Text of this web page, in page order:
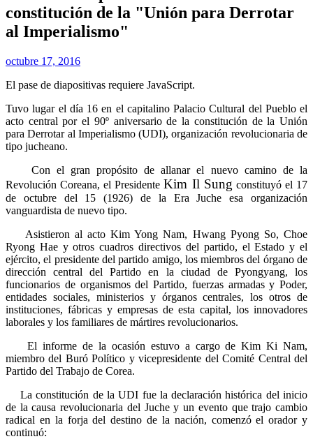
constitución de la "Unión para Derrotar
al Imperialismo"
octubre 17, 2016
El pase de diapositivas requiere JavaScript.
Tuvo lugar el día 16 en el capitalino Palacio Cultural del Pueblo el
acto central por el 90º aniversario de la constitución de la Unión
para Derrotar al Imperialismo (UDI), organización revolucionaria de
tipo jucheano.
Con el gran propósito de allanar el nuevo camino de la
Revolución Coreana, el Presidente Kim Il Sung constituyó el 17
de octubre del 15 (1926) de la Era Juche esa organización
vanguardista de nuevo tipo.
Asistieron al acto Kim Yong Nam, Hwang Pyong So, Choe
Ryong Hae y otros cuadros directivos del partido, el Estado y el
ejército, el presidente del partido amigo, los miembros del órgano de
dirección central del Partido en la ciudad de Pyongyang, los
funcionarios de organismos del Partido, fuerzas armadas y Poder,
entidades sociales, ministerios y órganos centrales, los otros de
instituciones, fábricas y empresas de esta capital, los innovadores
laborales y los familiares de mártires revolucionarios.
El informe de la ocasión estuvo a cargo de Kim Ki Nam,
miembro del Buró Político y vicepresidente del Comité Central del
Partido del Trabajo de Corea.
La constitución de la UDI fue la declaración histórica del inicio
de la causa revolucionaria del Juche y un evento que trajo cambio
radical en la forja del destino de la nación, comenzó el orador y
continuó: